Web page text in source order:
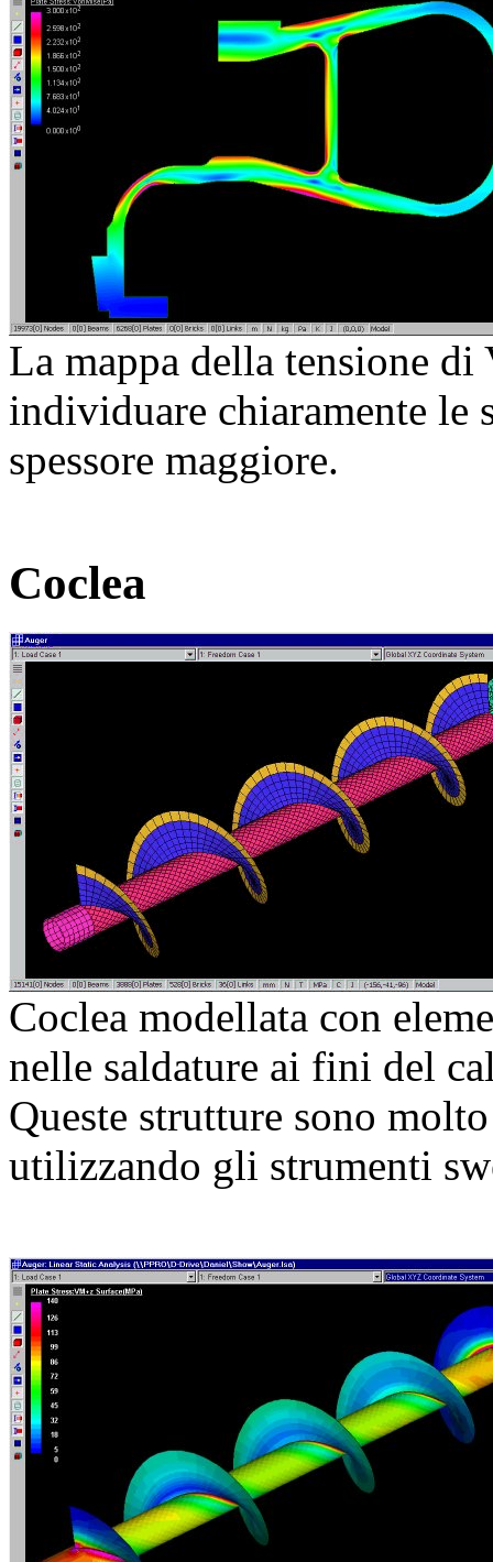
La mappa della tensione
individuare chiaramente le
spessore maggiore.
Coclea
Coclea modellata con
nelle saldature ai fini del
Queste strutture sono
utilizzando gli strumenti